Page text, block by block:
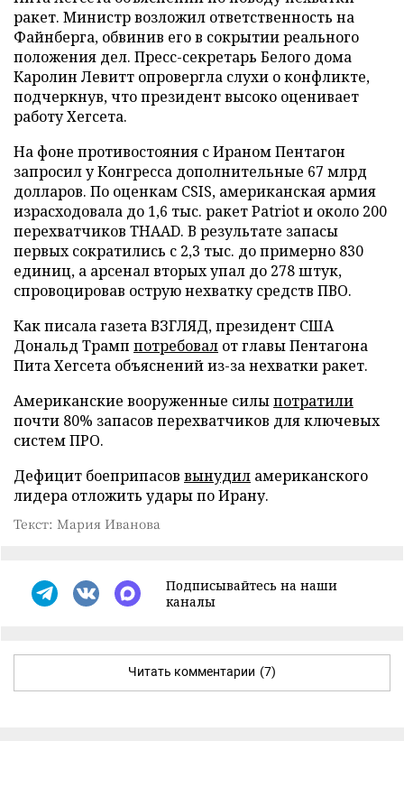
ракет. Министр возложил ответственность на
Файнберга, обвинив его в сокрытии реального
положения дел. Пресс-секретарь Белого дома
Каролин Левитт опровергла слухи о конфликте,
подчеркнув, что президент высоко оценивает
работу Хегсета.
На фоне противостояния с Ираном Пентагон
запросил у Конгресса дополнительные 67 млрд
долларов. По оценкам CSIS, американская армия
израсходовала до 1,6 тыс. ракет Patriot и около 200
перехватчиков THAAD. В результате запасы
первых сократились с 2,3 тыс. до примерно 830
единиц, а арсенал вторых упал до 278 штук,
спровоцировав острую нехватку средств ПВО.
Как писала газета ВЗГЛЯД, президент США
Дональд Трамп потребовал от главы Пентагона
Пита Хегсета объяснений из-за нехватки ракет.
Американские вооруженные силыпотратили
почти 80% запасов перехватчиков для ключевых
систем ПРО.
Дефицит боеприпасов вынудил американского
лидера отложить удары по Ирану.
Текст: Мария Иванова
Подписывайтесь на наши
каналы
Читать комментарии (7)